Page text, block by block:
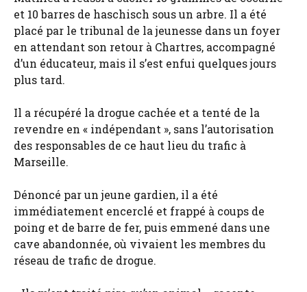
et 10 barres de haschisch sous un arbre. Il a été
placé par le tribunal de la jeunesse dans un foyer
en attendant son retour à Chartres, accompagné
d’un éducateur, mais il s’est enfui quelques jours
plus tard.
Il a récupéré la drogue cachée et a tenté de la
revendre en « indépendant », sans l’autorisation
des responsables de ce haut lieu du trafic à
Marseille.
Dénoncé par un jeune gardien, il a été
immédiatement encerclé et frappé à coups de
poing et de barre de fer, puis emmené dans une
cave abandonnée, où vivaient les membres du
réseau de trafic de drogue.